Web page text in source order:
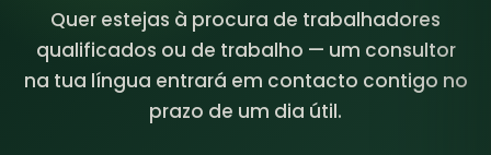
Quer estejas à procura de trabalhadores
qualificados ou de trabalho — um consultor
na tua língua entrará em contacto contigo no
prazo de um dia útil.